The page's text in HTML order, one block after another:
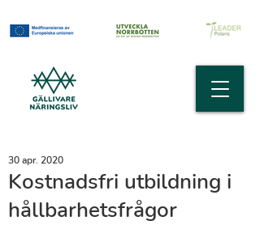
Kostnadsfri utbildning i
hållbarhetsfrågor
30 apr. 2020